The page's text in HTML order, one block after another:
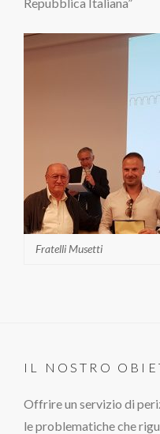
Fratelli Musetti
IL NOSTRO
Offrire un servizio di
le problematiche che